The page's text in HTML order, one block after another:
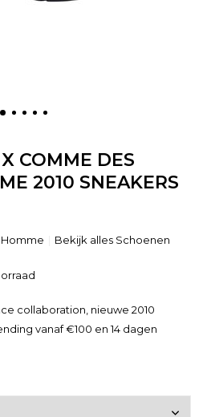
COMME DES
2010 SNEAKERS
Bekijk alles Schoenen
collaboration, nieuwe 2010
vanaf €100 en 14 dagen